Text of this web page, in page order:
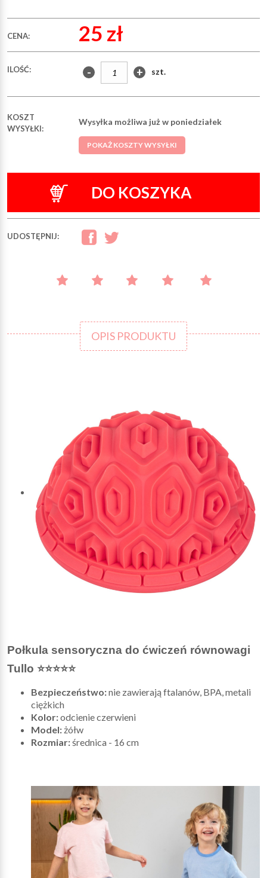
CENA: 25 zł
ILOŚĆ: - + szt.
KOSZT
WYSYŁKI:
Wysyłka możliwa już w poniedziałek
POKAŻ KOSZTY WYSYŁKI
DO KOSZYKA
UDOSTĘPNIJ:
OPIS PRODUKTU
Połkula sensoryczna do ćwiczeń równowagi
Tullo ⭐⭐⭐⭐⭐
Bezpieczeństwo:nie zawierają ftalanów, BPA, metali
ciężkich
Kolor:odcienie czerwieni
Model:żółw
Rozmiar:średnica - 16 cm